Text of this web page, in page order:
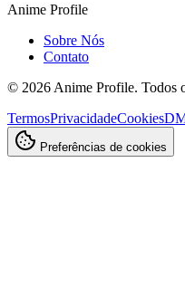
Anime Profile
Sobre Nós
Contato
© 2026 Anime Profile. Todos
TermosPrivacidadeCookies
Preferências de cookies